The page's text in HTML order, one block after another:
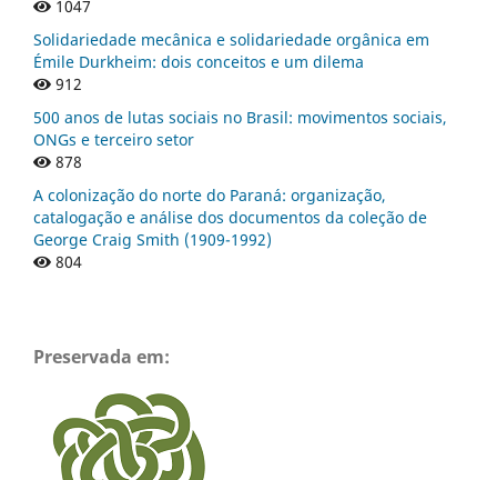
1047
Solidariedade mecânica e solidariedade orgânica em
Émile Durkheim: dois conceitos e um dilema
912
500 anos de lutas sociais no Brasil: movimentos sociais,
ONGs e terceiro setor
878
A colonização do norte do Paraná: organização,
catalogação e análise dos documentos da coleção de
George Craig Smith (1909-1992)
804
Preservada em: